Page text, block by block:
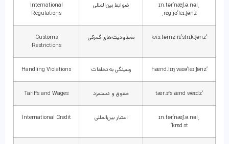
ˌɪn.tər’næʃ.ə.nəl
ˌrɛg.jʊ’leɪ.ʃənz
ضوابط بین‌المللی
International
Regulations
‘kʌs.təmz rɪ’strɪk.ʃənz محدودیت‌های گمرکی
Customs
Restrictions
‘hænd.lɪŋ vaɪə’leɪ.ʃənz رسیدگی به تخلفات Handling Violations
‘tær.ɪfs ænd weɪdz حقوق و دستمزد Tariffs and Wages
ˌɪn.tər’næʃ.ə.nəl
‘krɛd.ɪt
اعتبار بین‌المللی International Credit